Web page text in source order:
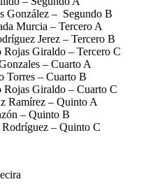
González – Segundo B
Murcia – Tercero A
Jerez – Tercero B
Rojas Giraldo – Tercero C
– Cuarto A
Torres – Cuarto B
Rojas Giraldo – Cuarto C
Ramírez – Quinto A
– Quinto B
– Quinto C